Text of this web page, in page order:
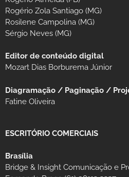
Rogério Zola Santiago (MG)
Rosilene Campolina (MG)
Sérgio Neves (MG)
Editor de conteúdo digital
Mozart Dias Borburema Júnior
Diagramação / Paginação /
Fatine Oliveira
ESCRITÓRIO COMERCIAIS
Brasília
Bridge & Insight Comunicação e